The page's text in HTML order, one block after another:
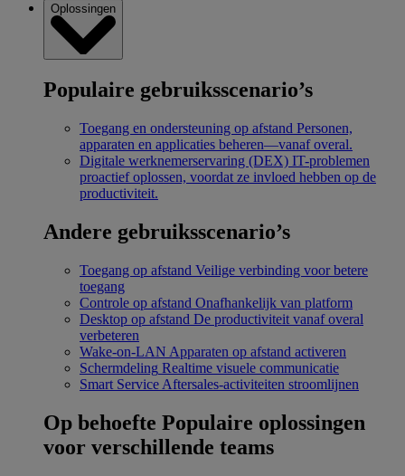
Oplossingen
Populaire gebruiksscenario’s
Toegang en ondersteuning op afstand Personen,
apparaten en applicaties beheren—vanaf overal.
Digitale werknemerservaring (DEX) IT-problemen
proactief oplossen, voordat ze invloed hebben op de
productiviteit.
Andere gebruiksscenario’s
Toegang op afstand Veilige verbinding voor betere
toegang
Controle op afstand Onafhankelijk van platform
Desktop op afstand De productiviteit vanaf overal
verbeteren
Wake-on-LAN Apparaten op afstand activeren
Schermdeling Realtime visuele communicatie
Smart Service Aftersales-activiteiten stroomlijnen
Op behoefte Populaire oplossingen
voor verschillende teams